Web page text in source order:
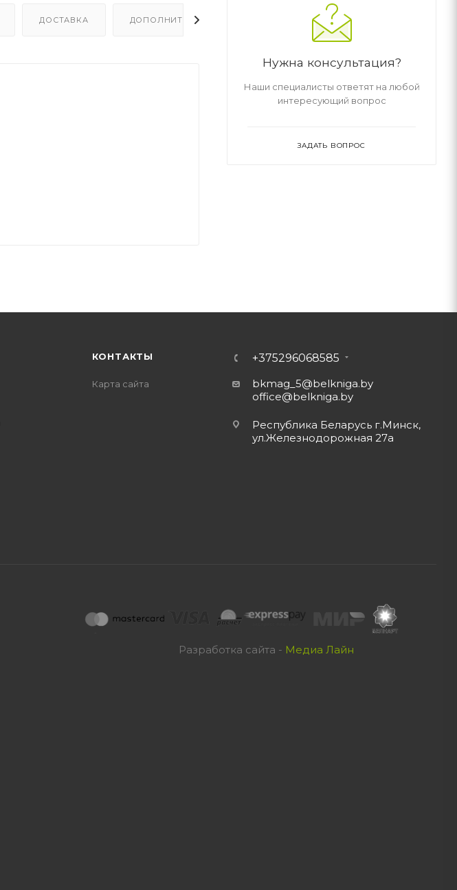
ДОСТАВКА ДОПОЛНИТЕЛЬНО
Нужна консультация?
Наши специалисты ответят на любой
интересующий вопрос
ЗАДАТЬ ВОПРОС
КОНТАКТЫ
Карта сайта
+375296068585
bkmag_5@belkniga.by
office@belkniga.by
Республика Беларусь г.Минск,
ул.Железнодорожная 27а
Разработка сайта - Медиа Лайн